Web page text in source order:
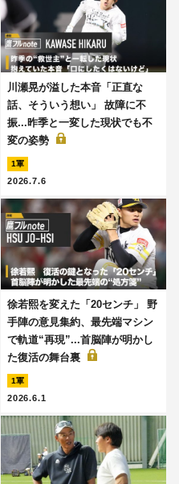
川瀬晃が溢した本音「正直な
話、そういう想い」 故障に不
振...昨季と一変した現状でも不
変の姿勢
1軍
2026.7.6
徐若熙を変えた「20センチ」 野
手陣の意見集約、最先端マシン
で軌道“再現”...首脳陣が明かし
た復活の舞台裏
1軍
2026.6.1